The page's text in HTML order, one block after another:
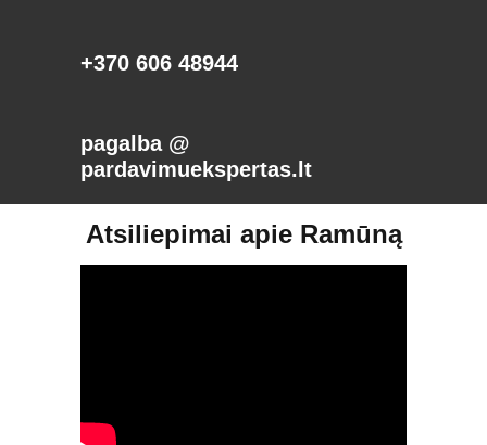
+370 606 48944
pagalba @
pardavimuekspertas.lt
Atsiliepimai apie Ramūną